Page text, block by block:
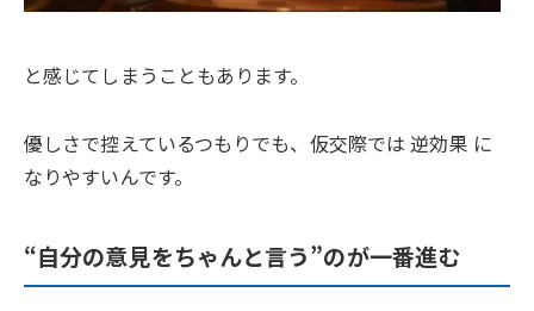
と感じてしまうこともあります。
優しさで控えているつもりでも、仮交際では 逆効果 に
なりやすいんです。
“自分の意見をちゃんと言う”のが一番進む